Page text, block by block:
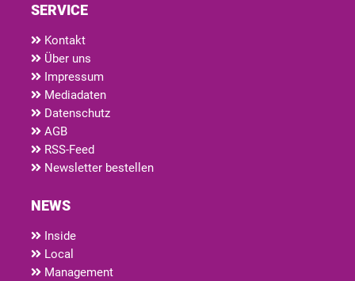
SERVICE
Kontakt
Über uns
Impressum
Mediadaten
Datenschutz
AGB
RSS-Feed
Newsletter bestellen
NEWS
Inside
Local
Management